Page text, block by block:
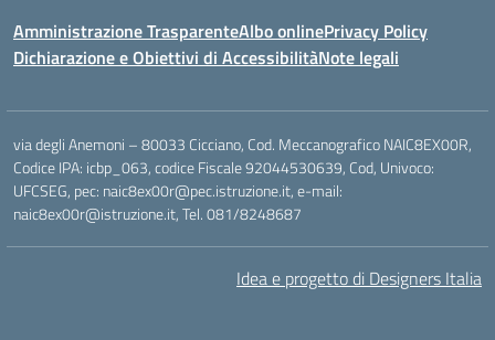
Amministrazione TrasparenteAlbo onlinePrivacy Policy
Dichiarazione e Obiettivi di AccessibilitàNote legali
via degli Anemoni – 80033 Cicciano, Cod. Meccanografico NAIC8EX00R,
Codice IPA: icbp_063, codice Fiscale 92044530639, Cod, Univoco:
UFCSEG, pec: naic8ex00r@pec.istruzione.it, e-mail:
naic8ex00r@istruzione.it, Tel. 081/8248687
Idea e progetto di Designers Italia